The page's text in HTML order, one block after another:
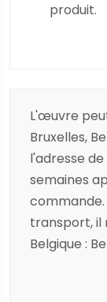
produit.
L'œuvre
Bruxelles,
l'adresse
semaines
transport, il
Belgique :